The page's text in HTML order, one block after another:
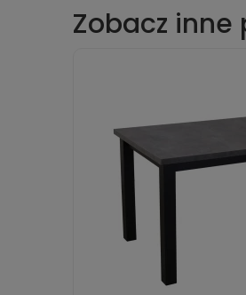
Zobacz inne